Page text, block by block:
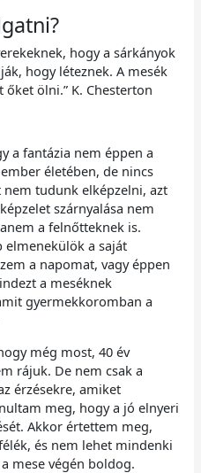
hogy a sárkányok
hogy léteznek. A mesék
ölni.” K. Chesterton
a fantázia nem éppen a
életében, de nincs
tudunk elképzelni, azt
szárnyalása nem
a felnőtteknek is.
elmenekülök a saját
a napomat, vagy éppen
a meséknek
gyermekkoromban a
még most, 40 év
rájuk. De nem csak a
érzésekre, amiket
meg, hogy a jó elnyeri
Akkor értettem meg,
és nem lehet mindenki
mese végén boldog.